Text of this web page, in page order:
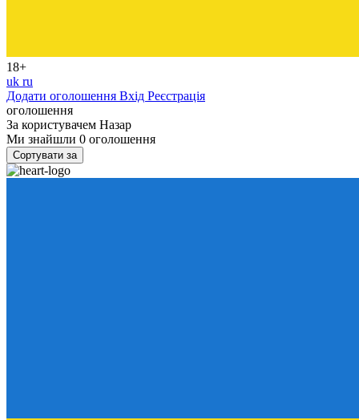
18+
uk ru
Додати оголошення Вхід Реєстрація
оголошення
За користувачем Назар
Ми знайшли 0 оголошення
Сортувати за